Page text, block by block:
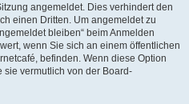
angemeldet. Dies verhindert den
einen Dritten. Um angemeldet zu
bleiben“ beim Anmelden
wenn Sie sich an einem öffentlichen
befinden. Wenn diese Option
sie vermutlich von der Board-